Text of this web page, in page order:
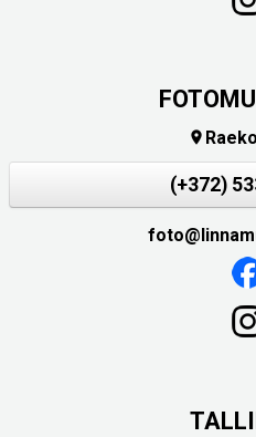

(+372)